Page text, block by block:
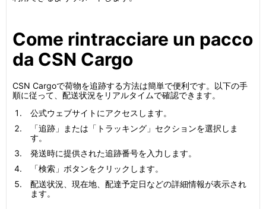
Come rintracciare un pacco
da CSN Cargo
CSN Cargoで荷物を追跡する方法は簡単で便利です。以下の手
順に従って、配送状況をリアルタイムで確認できます。
公式ウェブサイトにアクセスします。
「追跡」または「トラッキング」セクションを選択しま
す。
発送時に提供された追跡番号を入力します。
「検索」ボタンをクリックします。
配送状況、現在地、配達予定日などの詳細情報が表示され
ます。